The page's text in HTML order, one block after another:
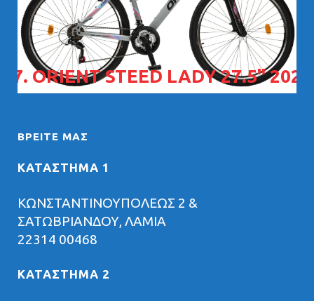
07. ORIENT STEED LADY 27.5" 2026
ΒΡΕΊΤΕ ΜΑΣ
ΚΑΤΑΣΤΗΜΑ 1
ΚΩΝΣΤΑΝΤΙΝΟΥΠΟΛΕΩΣ 2 &
ΣΑΤΩΒΡΙΑΝΔΟΥ, ΛΑΜΙΑ
22314 00468
ΚΑΤΑΣΤΗΜΑ 2